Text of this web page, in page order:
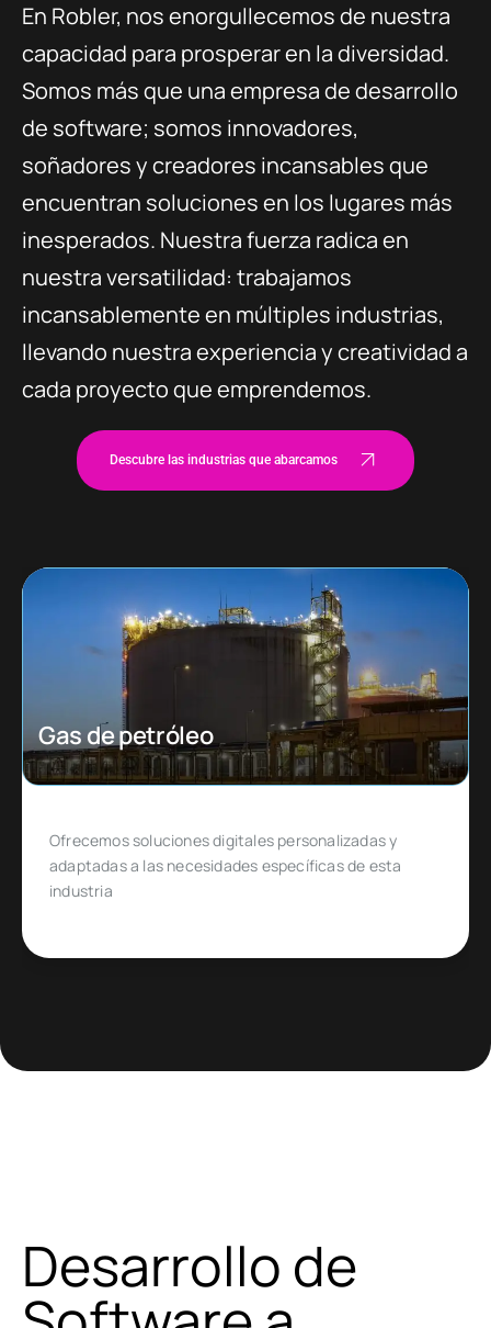
En Robler, nos enorgullecemos de nuestra
capacidad para prosperar en la diversidad.
Somos más que una empresa de desarrollo
de software; somos innovadores,
soñadores y creadores incansables que
encuentran soluciones en los lugares más
inesperados. Nuestra fuerza radica en
nuestra versatilidad: trabajamos
incansablemente en múltiples industrias,
llevando nuestra experiencia y creatividad a
cada proyecto que emprendemos.
Descubre las industrias que abarcamos
Ecommerce
Diseñado para emprendedores y empresas que
quieren ingresar o expandirse en un mercado de
comercio electrónico muy específico
Desarrollo de